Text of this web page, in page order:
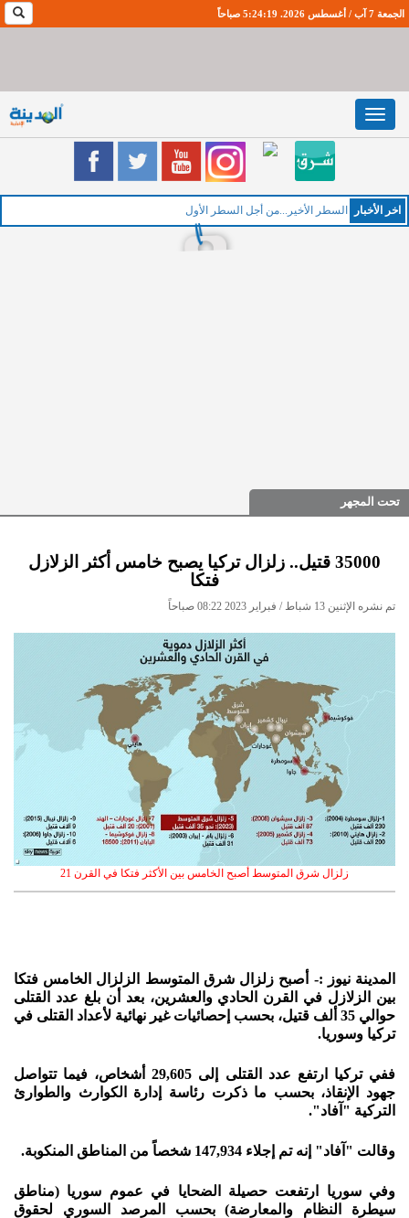
الجمعة 7 آب / أغسطس 2026. 5:24:20 صباحاً
Toggle
navigation
اخر اﻷخبار ال
تحت المجهر
35000 قتيل.. زلزال تركيا يصبح خامس أكثر الزلازل
فتكا
تم نشره الإثنين 13 شباط / فبراير 2023 08:22 صباحاً
زلزال شرق المتوسط أصبح الخامس بين الأكثر فتكا في القرن 21
المدينة نيوز :- أصبح زلزال شرق المتوسط الزلزال الخامس فتكا
بين الزلازل في القرن الحادي والعشرين، بعد أن بلغ عدد القتلى
حوالي 35 ألف قتيل، بحسب إحصائيات غير نهائية لأعداد القتلى في
تركيا وسوريا.
ففي تركيا ارتفع عدد القتلى إلى 29,605 أشخاص، فيما تتواصل
جهود الإنقاذ، بحسب ما ذكرت رئاسة إدارة الكوارث والطوارئ
التركية "آفاد".
وقالت "آفاد" إنه تم إجلاء 147,934 شخصاً من المناطق المنكوبة.
وفي سوريا ارتفعت حصيلة الضحايا في عموم سوريا (مناطق
سيطرة النظام والمعارضة) بحسب المرصد السوري لحقوق